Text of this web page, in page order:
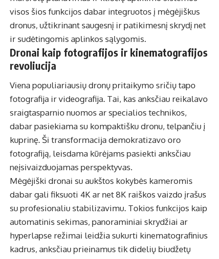
visos šios funkcijos dabar integruotos į mėgėjiškus
dronus, užtikrinant saugesnį ir patikimesnį skrydį net
ir sudėtingomis aplinkos sąlygomis.
Dronai kaip fotografijos ir kinematografijos
revoliucija
Viena populiariausių dronų pritaikymo sričių tapo
fotografija ir videografija. Tai, kas anksčiau reikalavo
sraigtasparnio nuomos ar specialios technikos,
dabar pasiekiama su kompaktišku dronu, telpančiu į
kuprinę. Ši transformacija demokratizavo oro
fotografiją, leisdama kūrėjams pasiekti anksčiau
neįsivaizduojamas perspektyvas.
Mėgėjiški dronai su aukštos kokybės kameromis
dabar gali fiksuoti 4K ar net 8K raiškos vaizdo įrašus
su profesionaliu stabilizavimu. Tokios funkcijos kaip
automatinis sekimas, panoraminiai skrydžiai ar
hyperlapse režimai leidžia sukurti kinematografinius
kadrus, anksčiau prieinamus tik didelių biudžetų